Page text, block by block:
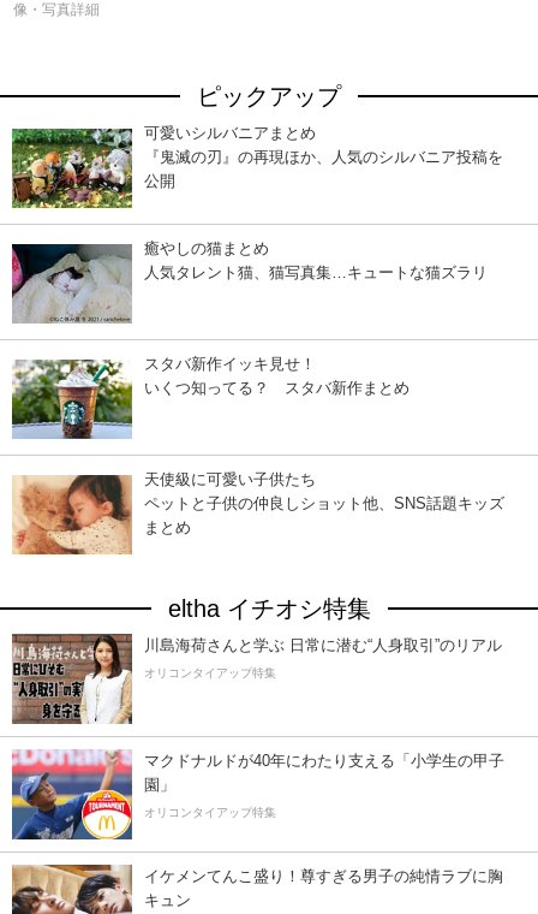
像・写真詳細
ピックアップ
可愛いシルバニアまとめ
『鬼滅の刃』の再現ほか、人気のシルバニア投稿を
公開
癒やしの猫まとめ
人気タレント猫、猫写真集…キュートな猫ズラリ
スタバ新作イッキ見せ！
いくつ知ってる？ スタバ新作まとめ
天使級に可愛い子供たち
ペットと子供の仲良しショット他、SNS話題キッズ
まとめ
eltha イチオシ特集
川島海荷さんと学ぶ 日常に潜む“人身取引”のリアル
オリコンタイアップ特集
マクドナルドが40年にわたり支える「小学生の甲子
園」
オリコンタイアップ特集
イケメンてんこ盛り！尊すぎる男子の純情ラブに胸
キュン